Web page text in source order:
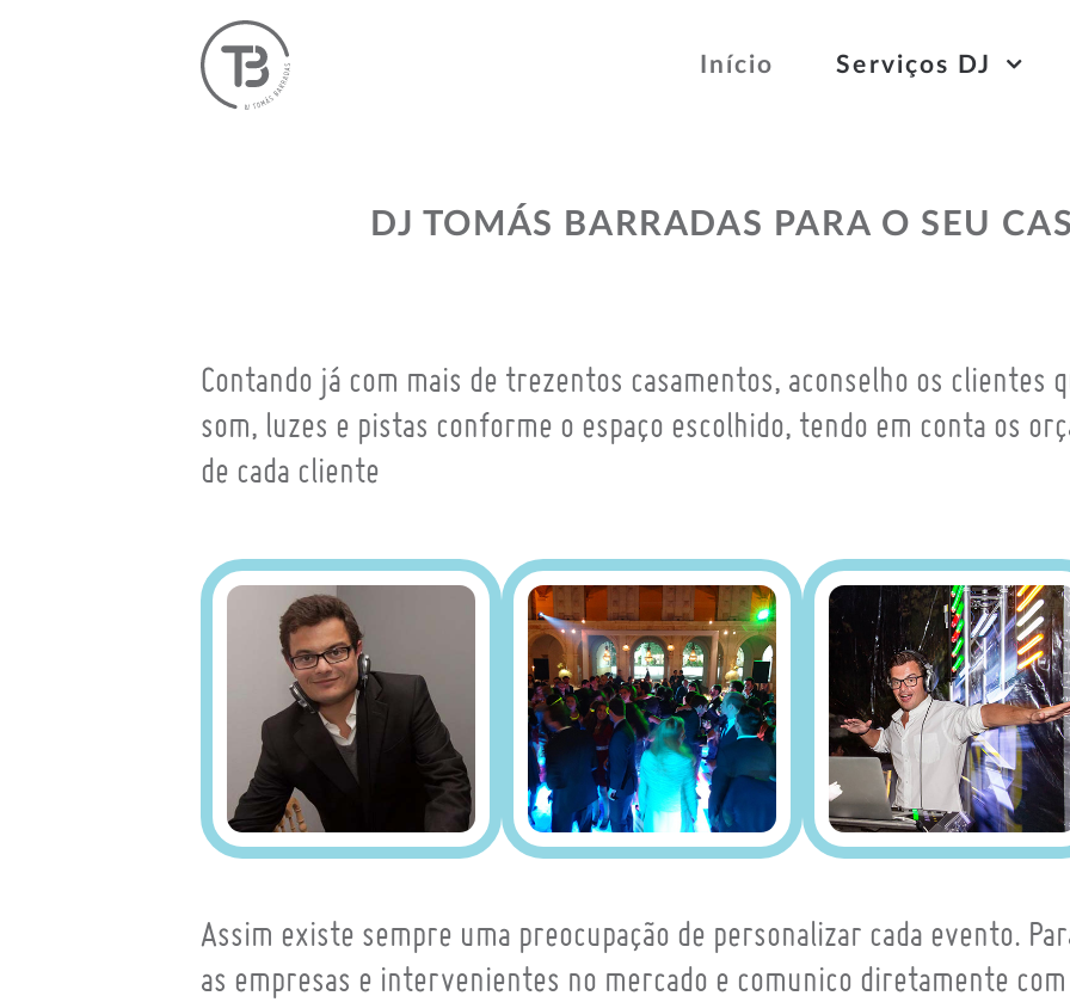
Início Serviços DJ
DJ TOMÁS BARRADAS PARA O SEU
Contando já com mais de trezentos casamentos, aconselho os clientes
som, luzes e pistas conforme o espaço escolhido, tendo em conta os
de cada cliente
Assim existe sempre uma preocupação de personalizar cada evento.
as empresas e intervenientes no mercado e comunico diretamente